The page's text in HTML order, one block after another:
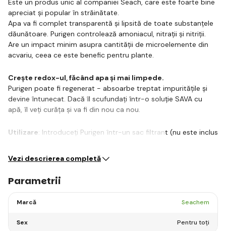
Este un produs unic al companiei Seach, care este foarte bine
apreciat și popular în străinătate.
Apa va fi complet transparentă și lipsită de toate substanțele
dăunătoare. Purigen controlează amoniacul, nitrații și nitriții.
Are un impact minim asupra cantității de microelemente din
acvariu, ceea ce este benefic pentru plante.
Crește redox-ul, făcând apa și mai limpede.
Purigen poate fi regenerat - absoarbe treptat impuritățile și
devine întunecat. Dacă îl scufundați într-o soluție SAVA cu
apă, îl veți curăța și va fi din nou ca nou.
Utilizare: Introduceți Purigen într-un sac filtrant (nu este inclus
Vezi descrierea completă
Parametrii
Marcă Seachem
Sex Pentru toți